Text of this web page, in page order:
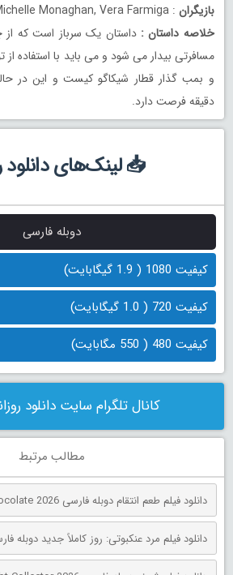
بازیگران : Jake Gyllenhaal, Michelle Monaghan, Vera Farmiga
خلاصه داستان : داستان یک سرباز است که از
مسافرتی بیدار می شود و می باید با استفاده
و بمب گذار قطار شیکاگو کیست و این
دقیقه فرصت دارد.
📥 لینک‌های دانلود
دوبله فارسی
کیفیت 1080 ( 1.9 گیگابایت)
کیفیت 720 ( 1.0 گیگابایت)
کیفیت 480 ( 550 مگابایت)
کانال تلگرام سایت دانلود
مطالب مرتبط
دانلود فیلم طعم انتقام دوبله فارسی One Spoon of Chocolate 2026